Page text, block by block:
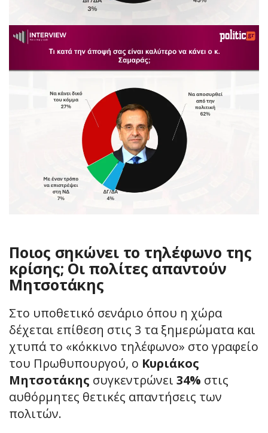
Ποιος σηκώνει το τηλέφωνο της
κρίσης; Οι πολίτες απαντούν
Μητσοτάκης
Στο υποθετικό σενάριο όπου η χώρα
δέχεται επίθεση στις 3 τα ξημερώματα και
χτυπά το «κόκκινο τηλέφωνο» στο γραφείο
του Πρωθυπουργού, ο Κυριάκος
Μητσοτάκης συγκεντρώνει 34% στις
αυθόρμητες θετικές απαντήσεις των
πολιτών.